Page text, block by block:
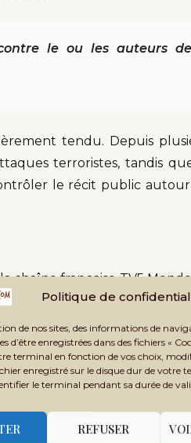
Politique de
de nos sites, des informations de
d’être enregistrées dans des fichiers «
terminal en fonction de vos choix,
enregistré sur le disque dur de votre
le terminal pendant sa durée de
REFUSER
le ou les auteurs
tendu. Depuis
terroristes, tandis
le récit public
chaîne française TV5
reprochaient au média
son traitement des
médias étrangers
démoralisante pour les